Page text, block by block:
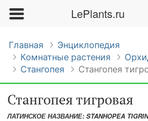
LePlants.ru
Главная
Энциклопедия
Комнатные растения
Стангопея
Стангопея
Стангопея тигровая
ЛАТИНСКОЕ НАЗВАНИЕ: STANHOPEA